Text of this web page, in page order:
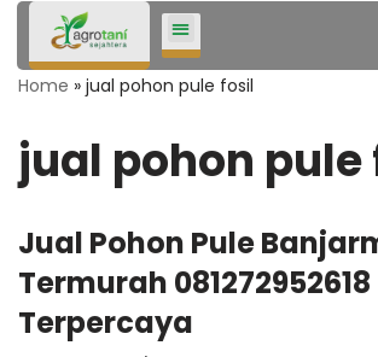
Lompat
ke
Home » jual pohon pule fosil
jual pohon pule
Jual Pohon Pule
Termurah 081272952618
Terpercaya